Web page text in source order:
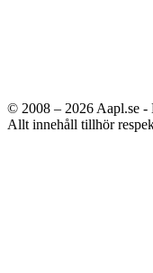
© 2008 – 2026Aapl.se -
Allt innehåll tillhör